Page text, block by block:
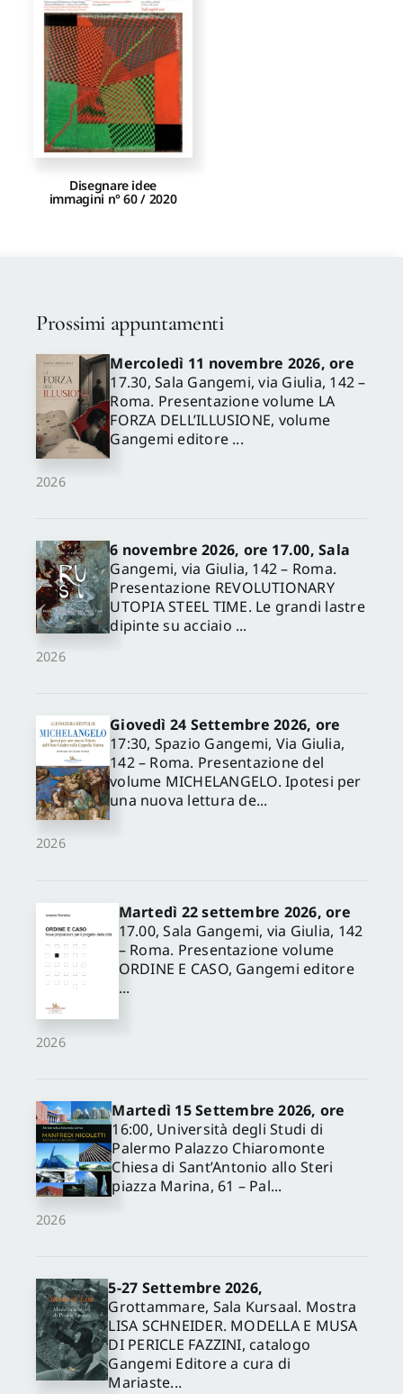
Proposte di pubblicazione
Gangemi Editore
Newsletter
Disegnare idee
immagini n° 60 / 2020
Prossimi appuntamenti
2026
Mercoledì 11 novembre 2026, ore
17.30, Sala Gangemi, via Giulia, 142 –
Roma. Presentazione volume LA
FORZA DELL’ILLUSIONE, volume
Gangemi editore ...
2026
6 novembre 2026, ore 17.00, Sala
Gangemi, via Giulia, 142 – Roma.
Presentazione REVOLUTIONARY
UTOPIA STEEL TIME. Le grandi lastre
dipinte su acciaio ...
2026
Giovedì 24 Settembre 2026, ore
17:30, Spazio Gangemi, Via Giulia,
142 – Roma. Presentazione del
volume MICHELANGELO. Ipotesi per
una nuova lettura de...
2026
Martedì 22 settembre 2026, ore
17.00, Sala Gangemi, via Giulia, 142
– Roma. Presentazione volume
ORDINE E CASO, Gangemi editore
...
2026
Martedì 15 Settembre 2026, ore
16:00, Università degli Studi di
Palermo Palazzo Chiaromonte
Chiesa di Sant’Antonio allo Steri
piazza Marina, 61 – Pal...
5-27 Settembre 2026,
Grottammare, Sala Kursaal. Mostra
LISA SCHNEIDER. MODELLA E MUSA
DI PERICLE FAZZINI, catalogo
Gangemi Editore a cura di
Mariaste...